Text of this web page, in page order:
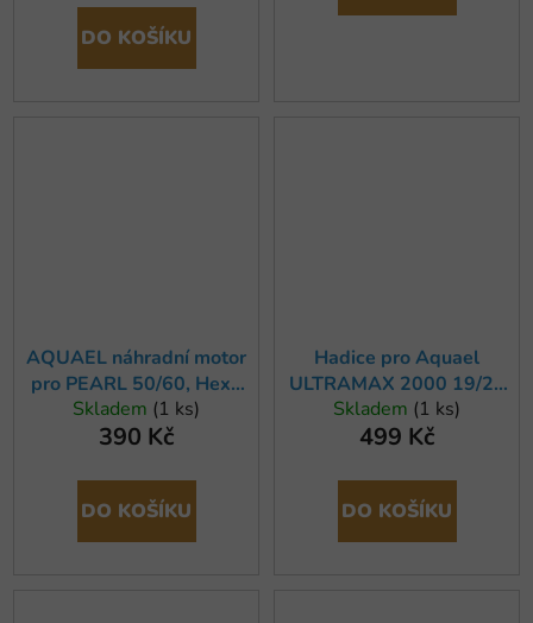
DO KOŠÍKU
AQUAEL náhradní motor
pro PEARL 50/60, Hexa
20/60, Circulator 350
Skladem (1 ks)
390 Kč
DO KOŠÍKU
Hadice pro Aquael
ULTRAMAX 2000 19/25
mm, 1,5m (2x)
Skladem (1 ks)
499 Kč
DO KOŠÍKU